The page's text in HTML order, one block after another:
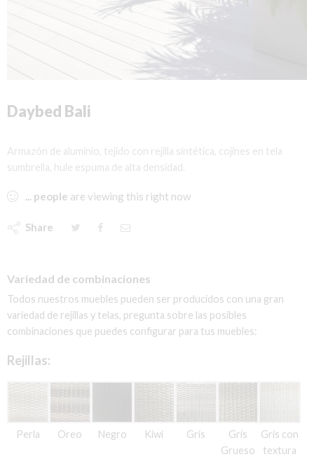
Daybed Bali
Armazón de aluminio, tejido con rejilla sintética, cojines en tela
sumbrella, hule espuma de alta densidad.
... people are viewing this right now
Share
Variedad de combinaciones
Todos nuestros muebles pueden ser producidos con una gran
variedad de rejillas y telas, pregunta sobre las posibles
combinaciones que puedes configurar para tus muebles:
Rejillas:
Perla Oreo Negro Kiwi Gris
Gris
Grueso
Gris con
textura